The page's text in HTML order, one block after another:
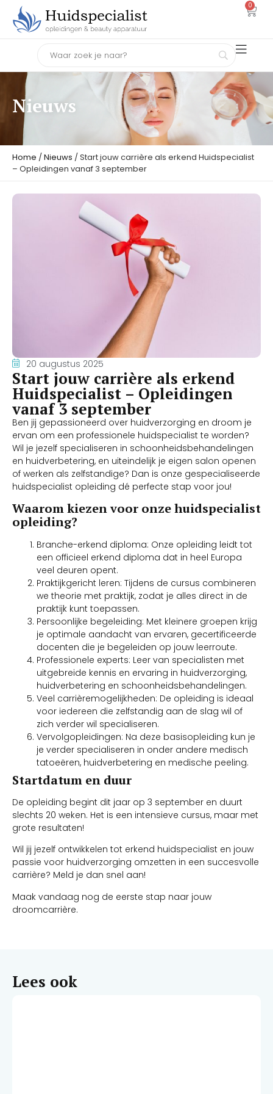
0
Nieuws
Home /Nieuws / Start jouw carrière als erkend Huidspecialist
– Opleidingen vanaf 3 september
Start jouw carrière als erkend
Huidspecialist – Opleidingen
vanaf 3 september
Ben jij gepassioneerd over huidverzorging en droom je
ervan om een professionele huidspecialist te worden?
Wil je jezelf specialiseren in schoonheidsbehandelingen
en huidverbetering, en uiteindelijk je eigen salon openen
of werken als zelfstandige? Dan is onze gespecialiseerde
huidspecialist opleiding dé perfecte stap voor jou!
Waarom kiezen voor onze huidspecialist
opleiding?
Branche-erkend diploma: Onze opleiding leidt tot
een officieel erkend diploma dat in heel Europa
veel deuren opent.
Praktijkgericht leren: Tijdens de cursus combineren
we theorie met praktijk, zodat je alles direct in de
praktijk kunt toepassen.
Persoonlijke begeleiding: Met kleinere groepen krijg
je optimale aandacht van ervaren, gecertificeerde
docenten die je begeleiden op jouw leerroute.
Professionele experts: Leer van specialisten met
uitgebreide kennis en ervaring in huidverzorging,
huidverbetering en schoonheidsbehandelingen.
Veel carrièremogelijkheden: De opleiding is ideaal
voor iedereen die zelfstandig aan de slag wil of
zich verder wil specialiseren.
Vervolgopleidingen: Na deze basisopleiding kun je
je verder specialiseren in onder andere medisch
tatoeëren, huidverbetering en medische peeling.
Startdatum en duur
De opleiding begint dit jaar op 3 september en duurt
slechts 20 weken. Het is een intensieve cursus, maar met
grote resultaten!
Wil jij jezelf ontwikkelen tot erkend huidspecialist en jouw
passie voor huidverzorging omzetten in een succesvolle
carrière? Meld je dan snel aan!
Maak vandaag nog de eerste stap naar jouw
droomcarrière.
20 augustus 2025
Lees ook